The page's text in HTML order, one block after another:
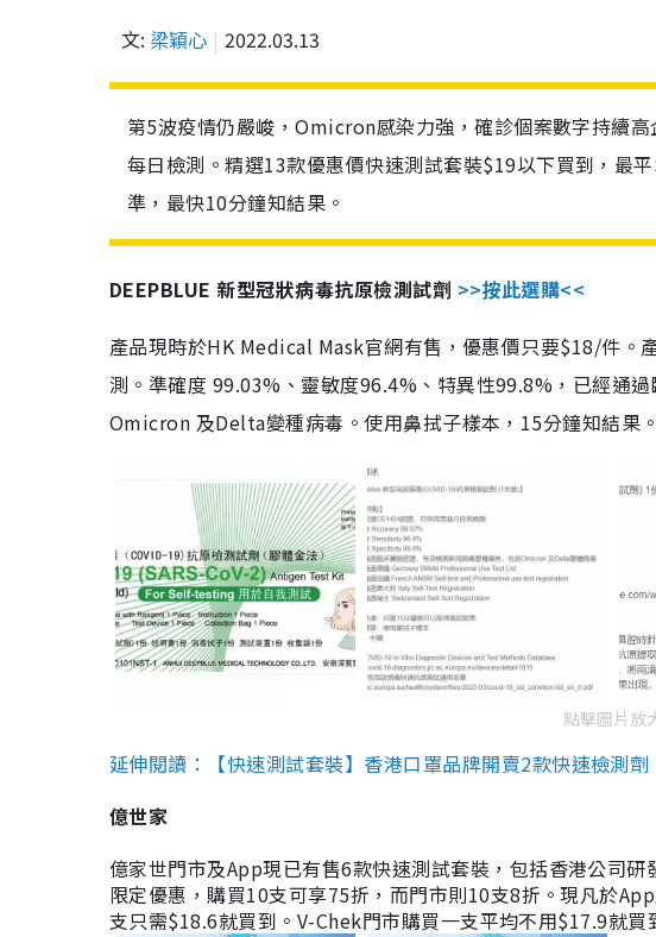
文: 梁穎心 2022.03.13
第5波疫情仍嚴峻，Omicron感染力強，確診個案數字持續
每日檢測。精選13款優惠價快速測試套裝$19以下買到，最
準，最快10分鐘知結果。
DEEPBLUE 新型冠狀病毒抗原檢測試劑 >>按此選購<<
產品現時於HK Medical Mask官網有售，優惠價只要$18/件。
測。準確度 99.03%、靈敏度96.4%、特異性99.8%，已經通
Omicron 及Delta變種病毒。使用鼻拭子樣本，15分鐘知結果。
點擊圖片放
延伸閱讀：【快速測試套裝】香港口罩品牌開賣2款快速檢測
億世家
億家世門市及App現已有售6款快速測試套裝，包括香港公司
限定優惠，購買10支可享75折，而門市則10支8折。現凡於
支只需$18.6就買到。V-Chek門市購買一支平均不用$17.9就買